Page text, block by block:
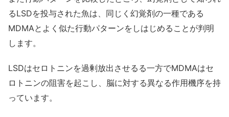
るLSDを投与された魚は、同じく幻覚剤の一種である
MDMAとよく似た行動パターンをしはじめることが判明
します。
LSDはセロトニンを過剰放出させるる一方でMDMAはセ
ロトニンの阻害を起こし、脳に対する異なる作用機序を持
っています。